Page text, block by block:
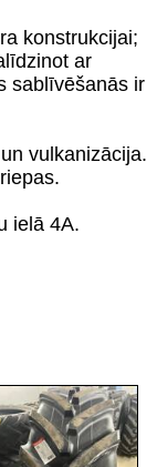
konstrukcijai;
ar
sablīvēšanās ir
vulkanizācija.
ielā 4A.